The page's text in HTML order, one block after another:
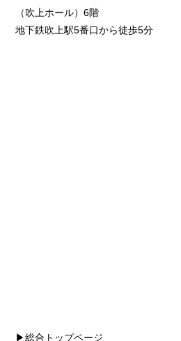
（吹上ホール）6階
地下鉄吹上駅5番口から徒歩5分
▶総合トップページ